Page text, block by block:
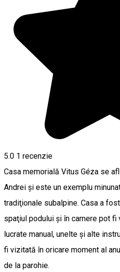
5.0 1 recenzie
Casa memorială Vitus Géza se
Andrei şi este un exemplu
tradiţionale subalpine. Casa a
spaţiul podului şi în camere pot
lucrate manual, unelte şi alte
fi vizitată în oricare moment al
de la parohie.